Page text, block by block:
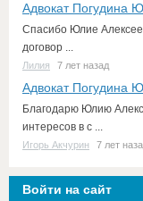
Адвокат Погудина
Спасибо Юлие
договор ...
Лилия 7 лет назад
Адвокат Погудина
Благодарю Юлию
интересов в с ...
Игорь Акчурин 7 лет
Войти на сайт